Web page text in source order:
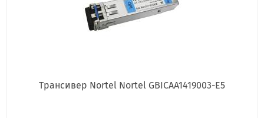
Трансивер Nortel Nortel GBICAA1419003-E5